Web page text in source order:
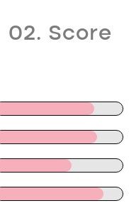
02. Score